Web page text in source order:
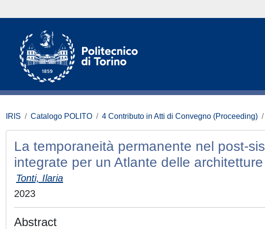
IRIS Catalogo POLITO 4 Contributo in Atti di Convegno (Proceeding)
La temporaneità permanente nel post-
integrate per un Atlante delle
Tonti, Ilaria
2023
Abstract